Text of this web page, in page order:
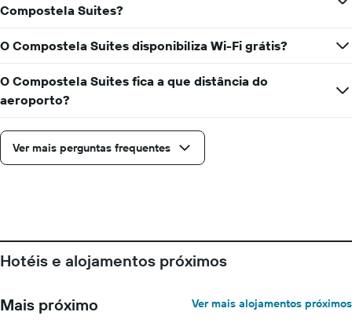
Compostela Suites?
O Compostela Suites disponibiliza Wi-Fi grátis?
O Compostela Suites fica a que distância do
aeroporto?
Ver mais perguntas frequentes
Hotéis e alojamentos próximos
Mais próximo Ver mais alojamentos próximos